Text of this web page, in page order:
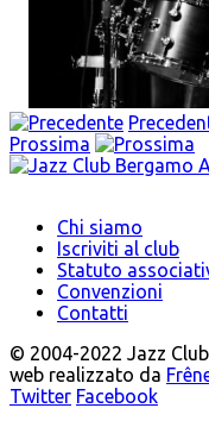
Prossima
Chi siamo
Iscriviti al club
Statuto
Convenzioni
Contatti
© 2004-2022 Jazz
web realizzato da
Twitter Facebook